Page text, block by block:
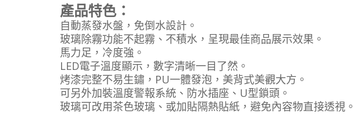
產品特色：
自動蒸發水盤，免倒水設計。
玻璃除霧功能不起霧、不積水，呈現最佳商品展示效果。
馬力足，冷度強。
LED電子溫度顯示，數字清晰一目了然。
烤漆完整不易生鏽，PU一體發泡，美背式美觀大方。
可另外加裝溫度警報系統、防水插座、U型鎖頭。
玻璃可改用茶色玻璃、或加貼隔熱貼紙，避免內容物直接透視。